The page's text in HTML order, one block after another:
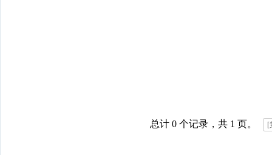
总计 0 个记录，共 1 页。 [